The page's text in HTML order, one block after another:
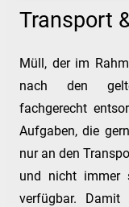
Transport
Müll, der im
nach den
fachgerecht
Aufgaben, die
nur an den
und nicht immer
verfügbar.